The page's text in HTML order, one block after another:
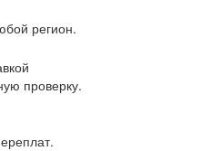
регион.
проверку.